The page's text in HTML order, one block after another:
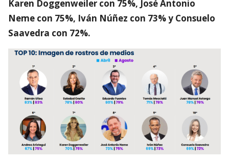
Karen Doggenweiler con 75%, José Antonio
Neme con 75%, Iván Núñez con 73% y Consuelo
Saavedra con 72%.